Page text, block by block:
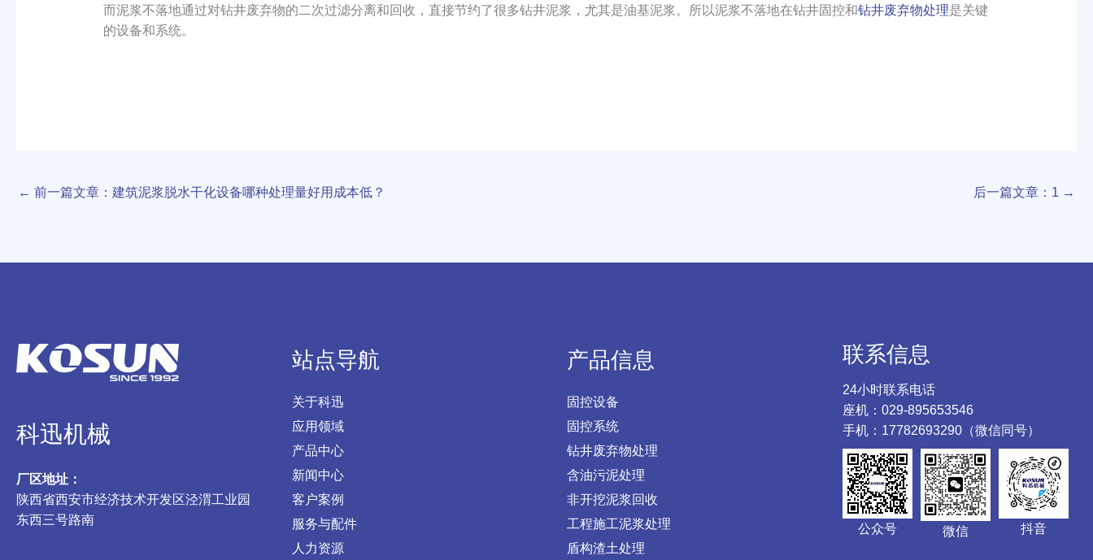
而泥浆不落地通过对钻井废弃物的二次过滤分离和回收，直接节约了很多钻井泥浆，尤其是油基泥浆。所以泥浆不落地在钻井固控和钻井废弃物处理是关键
的设备和系统。
← 前一篇文章：建筑泥浆脱水干化设备哪种处理量好用成本低？ 后一篇文章：1 →
科迅机械
厂区地址：
陕西省西安市经济技术开发区泾渭工业园
东西三号路南
站点导航
关于科迅
应用领域
产品中心
新闻中心
客户案例
服务与配件
人力资源
产品信息
固控设备
固控系统
钻井废弃物处理
含油污泥处理
非开挖泥浆回收
工程施工泥浆处理
盾构渣土处理
联系信息
24小时联系电话
座机：029-895653546
手机：17782693290（微信同号）
公众号 微信 抖音